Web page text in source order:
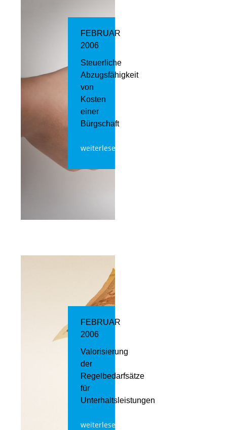
FEBRUAR
2006
Steuerliche
Abzugsfähigkeit
von
Kosten
einer
Bürgschaft
weiterlesen
FEBRUAR
2006
Valorisierung
der
Regelbedarfsätze
für
Unterhaltsleistungen
weiterlesen